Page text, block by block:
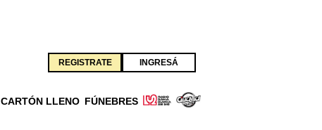
REGISTRATE INGRESÁ
CARTÓN LLENO FÚNEBRES